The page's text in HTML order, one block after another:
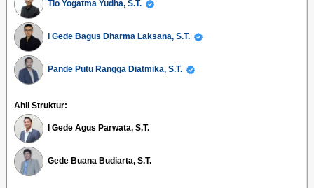
Tio Yogatma Yudha, S.T.
I Gede Bagus Dharma Laksana, S.T.
Pande Putu Rangga Diatmika, S.T.
Ahli Struktur:
I Gede Agus Parwata, S.T.
Gede Buana Budiarta, S.T.